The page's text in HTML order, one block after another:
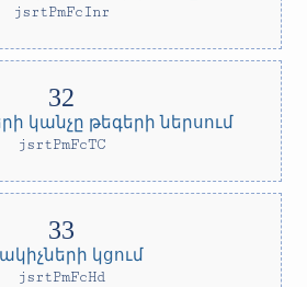
jsrtPmFcInr
կանչը թեգերի ներսում
jsrtPmFcTC
կցում
jsrtPmFcHd